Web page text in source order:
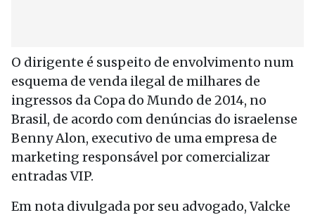
O dirigente é suspeito de envolvimento num
esquema de venda ilegal de milhares de
ingressos da Copa do Mundo de 2014, no
Brasil, de acordo com denúncias do israelense
Benny Alon, executivo de uma empresa de
marketing responsável por comercializar
entradas VIP.
Em nota divulgada por seu advogado, Valcke